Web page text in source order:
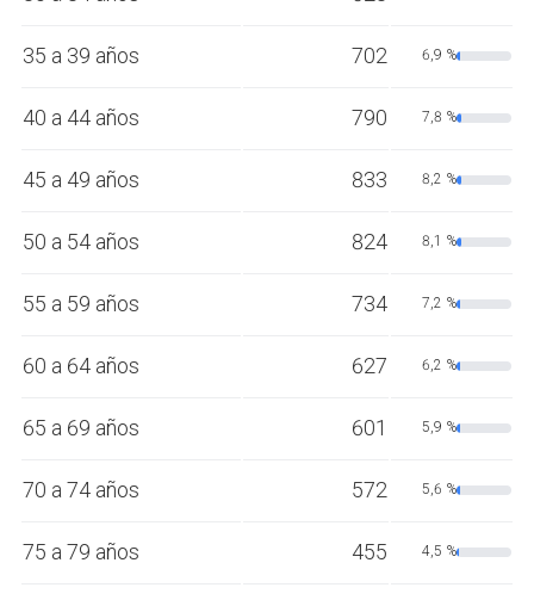
35 a 39 años 702 6,9 %
40 a 44 años 790 7,8 %
45 a 49 años 833 8,2 %
50 a 54 años 824 8,1 %
55 a 59 años 734 7,2 %
60 a 64 años 627 6,2 %
65 a 69 años 601 5,9 %
70 a 74 años 572 5,6 %
75 a 79 años 455 4,5 %